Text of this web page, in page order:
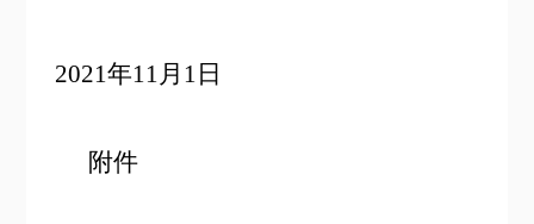
2021年11月1日
附件